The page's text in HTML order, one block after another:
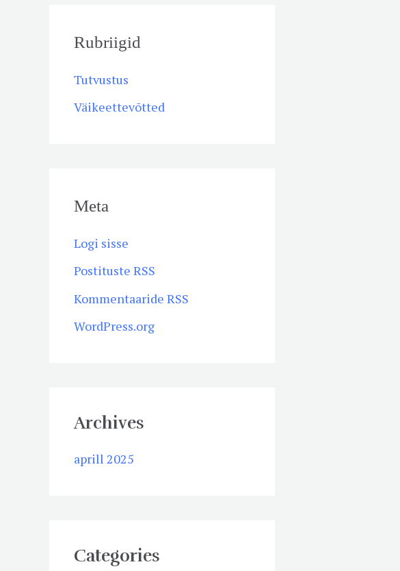
Rubriigid
Tutvustus
Väikeettevõtted
Meta
Logi sisse
Postituste RSS
Kommentaaride RSS
WordPress.org
Archives
aprill 2025
Categories